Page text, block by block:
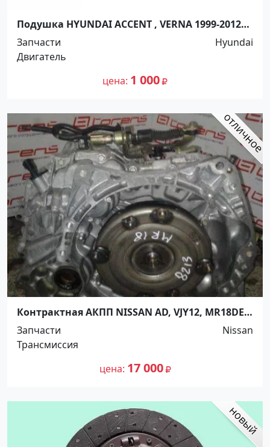
Подушка HYUNDAI ACCENT , VERNA 1999-2012
AT Краснодар
Запчасти
Hyundai
Двигатель
цена 1 000
Контрактная АКПП NISSAN AD, VJY12, MR18DE,
AT Ростов
Запчасти
Nissan
Трансмиссия
цена 17 000